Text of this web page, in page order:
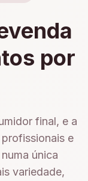
por
final, e a
e
única
variedade,